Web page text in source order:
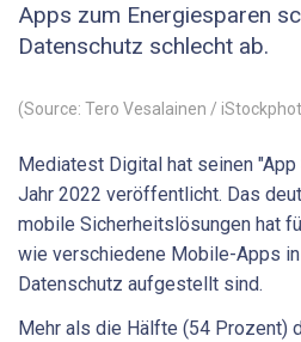
Apps zum Energiesparen
Datenschutz schlecht ab.
(Source: Tero Vesalainen /
Mediatest Digital hat seinen
Jahr 2022 veröffentlicht. Das
mobile Sicherheitslösungen hat
wie verschiedene Mobile-Apps
Datenschutz aufgestellt sind.
Mehr als die Hälfte (54 Prozent)